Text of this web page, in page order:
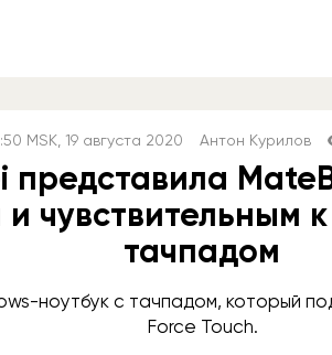
MSK , 19 августа 2020 Антон Курилов
представила
чувствительным
тачпадом
ноутбук с тачпадом, который
Force Touch.